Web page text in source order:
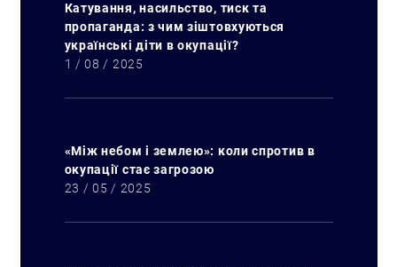
Катування, насильство, тиск та
пропаганда: з чим зіштовхуються
українські діти в окупації?
1 / 08 / 2025
«Між небом і землею»: коли спротив в
окупації стає загрозою
23 / 05 / 2025